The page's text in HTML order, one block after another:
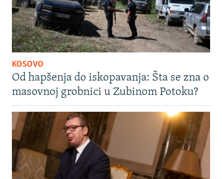
KOSOVO
Od hapšenja do iskopavanja: Šta se zna o
masovnoj grobnici u Zubinom Potoku?